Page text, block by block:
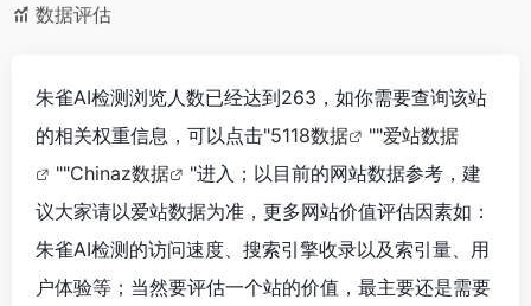
数据评估
朱雀AI检测浏览人数已经达到263，如你需要查询该站
的相关权重信息，可以点击"5118数据 ""爱站数据
""Chinaz数据
"进入；以目前的网站数据参考，建
议大家请以爱站数据为准，更多网站价值评估因素如：
朱雀AI检测的访问速度、搜索引擎收录以及索引量、用
户体验等；当然要评估一个站的价值，最主要还是需要